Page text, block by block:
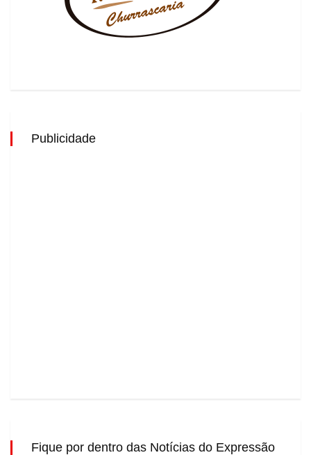
Publicidade
Fique por dentro das Notícias do Expressão